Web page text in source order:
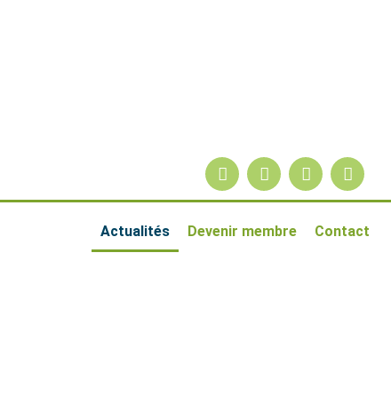
Actualités Devenir membre Contact